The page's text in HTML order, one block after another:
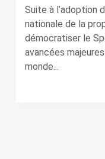
Suite à l’adoption
nationale de la
démocratiser le
avancées
monde...